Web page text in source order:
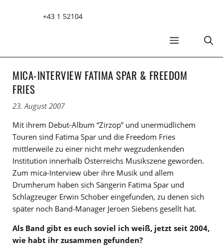
+43 1 52104
MENÜ
MICA-INTERVIEW FATIMA SPAR & FREEDOM
FRIES
23. August 2007
Mit ihrem Debut-Album “Zirzop” und unermüdlichem
Touren sind Fatima Spar und die Freedom Fries
mittlerweile zu einer nicht mehr wegzudenkenden
Institution innerhalb Österreichs Musikszene geworden.
Zum mica-Interview über ihre Musik und allem
Drumherum haben sich Sängerin Fatima Spar und
Schlagzeuger Erwin Schober eingefunden, zu denen sich
später noch Band-Manager Jeroen Siebens gesellt hat.
Als Band gibt es euch soviel ich weiß, jetzt seit 2004,
wie habt ihr zusammen gefunden?